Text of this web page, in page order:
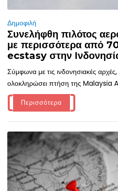
Δημοφιλή
Συνελήφθη πιλότος
με περισσότερα από
ecstasy στην
Σύμφωνα με τις ινδονησιακές αρχές,
ολοκληρώσει πτήση της Malaysia
Περισσότερα